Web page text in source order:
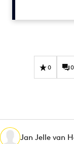
Effectiviteit
Gedragsverandering
Martech
Media
0 0
Jan Jelle van